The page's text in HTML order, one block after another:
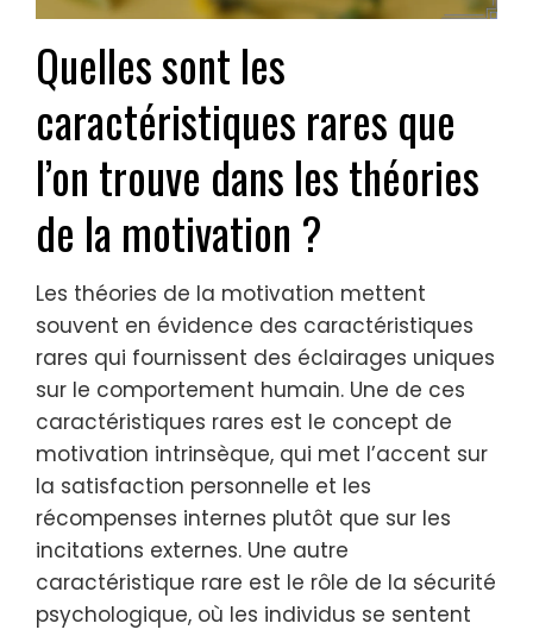
Quelles sont les
caractéristiques rares que
l’on trouve dans les théories
de la motivation ?
Les théories de la motivation mettent
souvent en évidence des caractéristiques
rares qui fournissent des éclairages uniques
sur le comportement humain. Une de ces
caractéristiques rares est le concept de
motivation intrinsèque, qui met l’accent sur
la satisfaction personnelle et les
récompenses internes plutôt que sur les
incitations externes. Une autre
caractéristique rare est le rôle de la sécurité
psychologique, où les individus se sentent